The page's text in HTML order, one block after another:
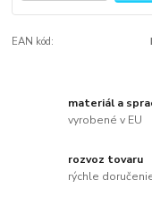
EAN kód:
materiál a
vyrobené v EU
rozvoz tovaru
rýchle